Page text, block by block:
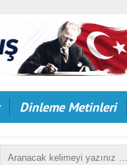
Dinleme Metinleri